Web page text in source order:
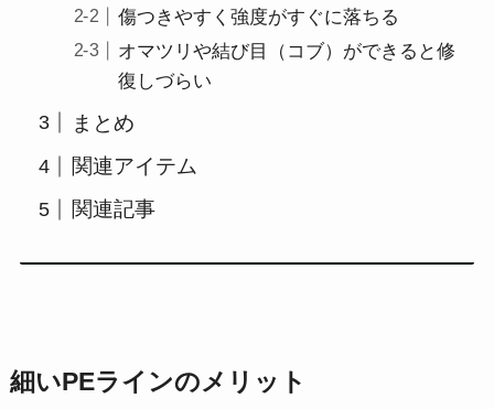
傷つきやすく強度がすぐに落ちる
オマツリや結び目（コブ）ができると修
復しづらい
まとめ
関連アイテム
関連記事
細いPEラインのメリット